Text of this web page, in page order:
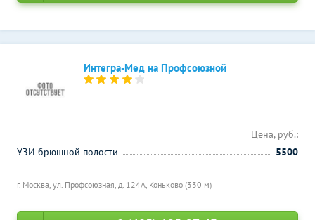
Интегра-Мед на Профсоюзной
г. Москва, ул. Профсоюзная, д. 124А, Коньково (330 м)
Цена, руб.:
УЗИ брюшной полости
5500